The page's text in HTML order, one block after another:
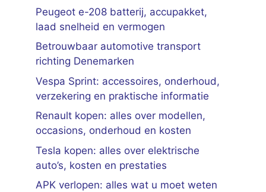
Peugeot e-208 batterij, accupakket,
laad snelheid en vermogen
Betrouwbaar automotive transport
richting Denemarken
Vespa Sprint: accessoires, onderhoud,
verzekering en praktische informatie
Renault kopen: alles over modellen,
occasions, onderhoud en kosten
Tesla kopen: alles over elektrische
auto’s, kosten en prestaties
APK verlopen: alles wat u moet weten